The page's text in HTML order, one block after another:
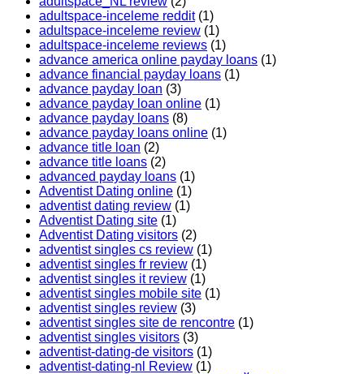
adultspace-inceleme reddit(1)
adultspace-inceleme review (1)
adultspace-inceleme reviews (1)
advance america online payday loans (1)
advance financial payday loans (1)
advance payday loan (3)
advance payday loan online (1)
advance payday loans (8)
advance payday loans online (1)
advance title loan (2)
advance title loans (2)
advanced payday loans (1)
Adventist Dating online (1)
adventist dating review (1)
Adventist Dating site (1)
Adventist Dating visitors (2)
adventist singles cs review (1)
adventist singles fr review (1)
adventist singles it review (1)
adventist singles mobile site (1)
adventist singles review (3)
adventist singles site de rencontre (1)
adventist singles visitors (3)
adventist-dating-de visitors (1)
adventist-dating-nl Review (1)